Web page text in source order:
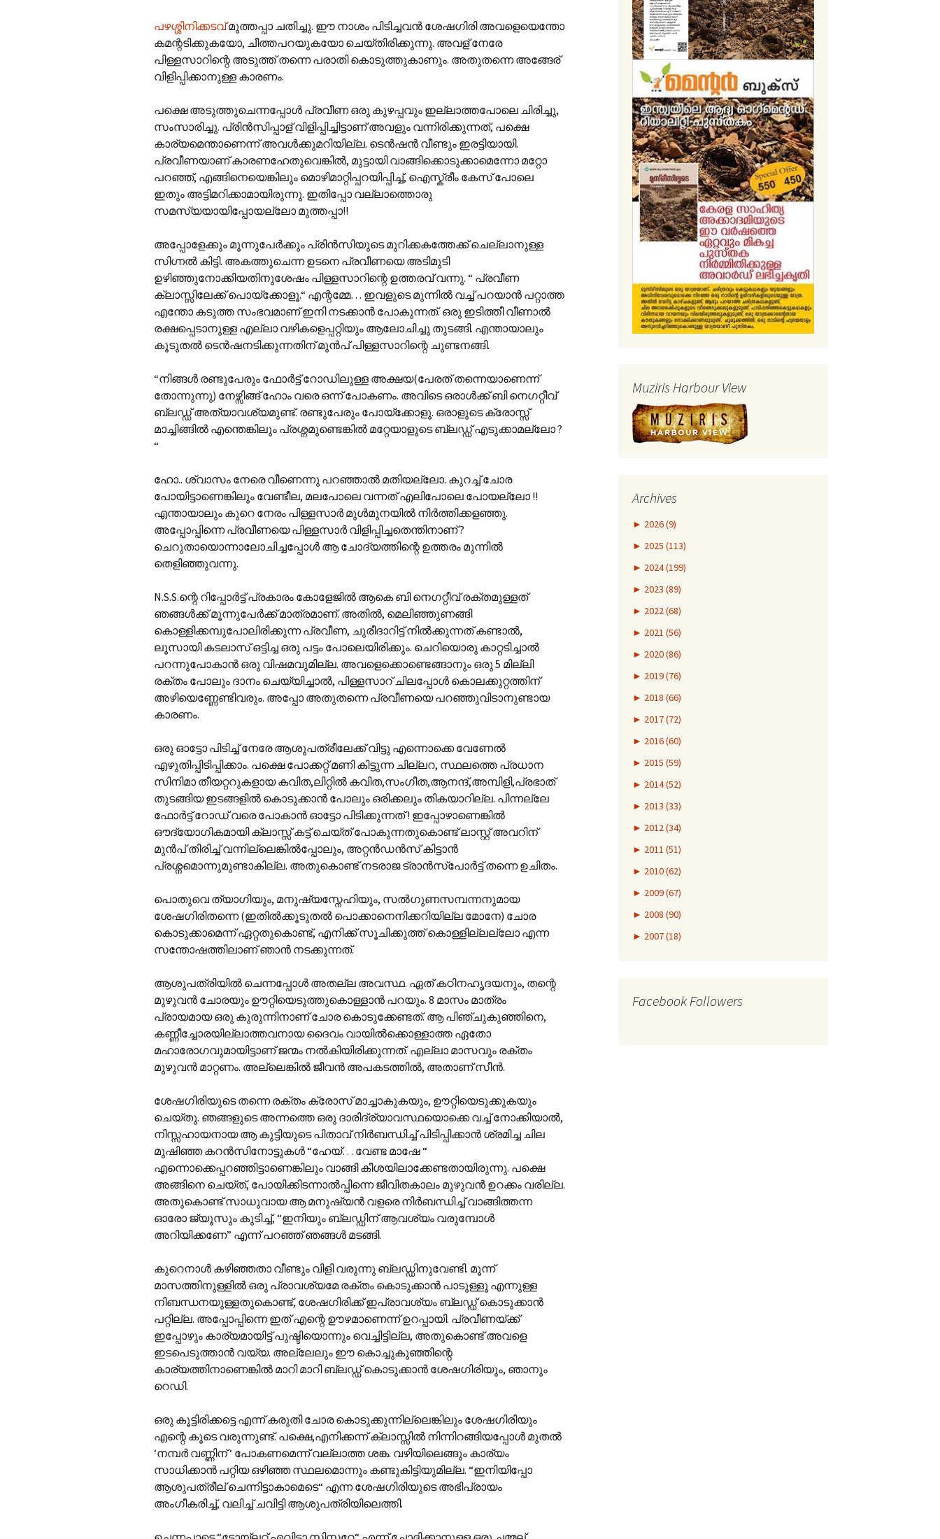
പഴശ്ശിനിക്കടവ്മുത്തപ്പാ ചതിച്ചു. ഈ നാശം പിടിച്ചവന്‍ ശേഷഗിരി അവളെയെന്തോ
കമന്റടിക്കുകയോ, ചീത്തപറയുകയോ ചെയ്തിരിക്കുന്നു. അവള് നേരേ
പിള്ളസാറിന്റെ അടുത്ത് തന്നെ പരാതി കൊടുത്തുകാണും. അതുതന്നെ അങ്ങേര്
വിളിപ്പിക്കാനുള്ള കാരണം.
പക്ഷെ അടുത്തുചെന്നപ്പോള്‍ പ്രവീണ ഒരു കുഴപ്പവും ഇല്ലാത്തപോലെ ചിരിച്ചു,
സംസാരിച്ചു. പ്രിന്‍സിപ്പാള് വിളിപ്പിച്ചിട്ടാണ് അവളും വന്നിരിക്കുന്നത്, പക്ഷെ
കാര്യമെന്താണെന്ന് അവള്‍ക്കുമറിയില്ല. ടെന്‍ഷന്‍ വീണ്ടും ഇരട്ടിയായി.
പ്രവീണയാണ് കാരണഹേതുവെങ്കില്‍, മുട്ടായി വാങ്ങിക്കൊടുക്കാമെന്നോ മറ്റോ
പറഞ്ഞ്, എങ്ങിനെയെങ്കിലും മൊഴിമാറ്റിപ്പറയിപ്പിച്ച്, ഐസ്ക്രീം കേസ് പോലെ
ഇതും അട്ടിമറിക്കാമായിരുന്നു. ഇതിപ്പോ‍ വല്ലാത്തൊരു
സമസ്യയായിപ്പോയല്ലോ മുത്തപ്പാ!!
അപ്പോളേക്കും മൂന്നുപേര്‍ക്കും പ്രിന്‍സിയുടെ മുറിക്കകത്തേക്ക് ചെല്ലാനുള്ള
സിഗ്നല്‍ കിട്ടി. അകത്തുചെന്ന ഉടനെ പ്രവീണയെ അടിമുടി
ഉഴിഞ്ഞുനോക്കിയതിനുശേഷം പിള്ളസാറിന്റെ ഉത്തരവ് വന്നു. “ പ്രവീണ
ക്ലാസ്സിലേക്ക് പൊയ്ക്കോളൂ.“ എന്റമ്മേ… ഇവളുടെ മുന്നില്‍ വച്ച് പറയാന്‍ പറ്റാത്ത
എന്തോ കടുത്ത സംഭവമാണ് ഇനി നടക്കാന്‍ പോകുന്നത്. ഒരു ഇടിത്തീ വീണാല്‍
രക്ഷപ്പെടാനുള്ള എല്ലാ വഴികളെപ്പറ്റിയും ആലോചിച്ചു തുടങ്ങി. എന്തായാലും
കൂടുതല്‍ ടെന്‍ഷനടിക്കുന്നതിന് മുന്‍പ് പിള്ളസാറിന്റെ ചുണ്ടനങ്ങി.
“നിങ്ങള്‍ രണ്ടുപേരും ഫോര്‍ട്ട് റോഡിലുള്ള അക്ഷയ(പേരത് തന്നെയാണെന്ന്
തോന്നുന്നു) നേഴ്സിങ്ങ് ഹോം‍ വരെ ഒന്ന് പോകണം. അവിടെ ഒരാള്‍ക്ക് ബി നെഗറ്റീവ്
ബ്ലഡ്ഡ് അത്യാവശ്യമുണ്ട്. രണ്ടുപേരും പോയ്ക്കോളൂ. ഒരാളുടെ ക്രോസ്സ്
മാച്ചി‌ങ്ങില്‍ എന്തെങ്കിലും പ്രശ്നമുണ്ടെങ്കില്‍ മറ്റേയാളുടെ ബ്ലഡ്ഡ് എടുക്കാമല്ലോ ?
“
ഹോ.. ശ്വാസം നേരെ വീണെന്നു പറഞ്ഞാല്‍ മതിയല്ലോ. കുറച്ച് ചോര
പോയിട്ടാണെങ്കിലും വേണ്ടീല, മലപോലെ വന്നത് എലിപോലെ പോയല്ലോ !!
എന്തായാലും കുറെ നേരം പിള്ളസാര്‍ മുള്‍മുനയില്‍ നിര്‍ത്തിക്കളഞ്ഞു.
അപ്പോപ്പിന്നെ പ്രവീണയെ പിള്ളസാര്‍ വിളിപ്പിച്ചതെന്തിനാണ് ?
ചെറുതായൊന്നാലോചിച്ചപ്പോള്‍ ആ ചോദ്യത്തിന്റെ ഉത്തരം മുന്നില്‍
തെളിഞ്ഞുവന്നു.
N.S.S.ന്റെ റിപ്പോര്‍ട്ട് പ്രകാരം കോളേജില്‍ ആകെ ബി നെഗറ്റീവ് രക്തമുള്ളത്
ഞങ്ങള്‍ക്ക് മൂന്നുപേര്‍ക്ക് മാത്രമാണ്. അതില്‍, മെലിഞ്ഞുണങ്ങി
കൊള്ളിക്കമ്പുപോലിരിക്കുന്ന പ്രവീണ, ചുരീദാറിട്ട് നില്‍ക്കുന്നത് കണ്ടാല്‍,
ലൂസായി കടലാസ് ഒട്ടിച്ച ഒരു പട്ടം പോലെയിരിക്കും. ചെറിയൊരു കാറ്റടിച്ചാല്‍
പറന്നുപോകാന്‍ ഒരു വിഷമവുമില്ല. അവളെക്കൊണ്ടെങ്ങാനും ഒരു 5 മില്ലി
രക്തം പോലും ദാനം ചെയ്യിച്ചാല്‍‍, പിള്ളസാറ് ചിലപ്പോള്‍ കൊലക്കുറ്റത്തിന്
അഴിയെണ്ണേണ്ടിവരും. അപ്പോ അതുതന്നെ പ്രവീണയെ പറഞ്ഞുവിടാനുണ്ടായ
കാരണം.
ഒരു ഓട്ടോ പിടിച്ച് നേരേ ആശുപത്രീലേക്ക് വിട്ടു എന്നൊക്കെ വേണേല്‍
എഴുതിപ്പിടിപ്പിക്കാം. പക്ഷെ പോക്കറ്റ് മണി കിട്ടുന്ന ചില്ലറ, സ്ഥലത്തെ പ്രധാന
സിനിമാ തീയറ്ററുകളായ കവിത,ലിറ്റില്‍ കവിത,സംഗീത,ആനന്ദ്,അമ്പിളി,പ്രഭാത്
തുടങ്ങിയ ഇടങ്ങളില്‍‍ കൊടുക്കാന്‍ പോലും ഒരിക്കലും തികയാറില്ല. പിന്നല്ലേ
ഫോര്‍ട്ട് റോഡ് വരെ പോകാന്‍ ഓട്ടോ പിടിക്കുന്നത് ! ഇപ്പോഴാണെങ്കില്‍
ഔദ്യോഗികമായി ക്ലാസ്സ് കട്ട് ചെയ്ത് പോകുന്നതുകൊണ്ട് ലാസ്റ്റ് അവറിന്
മുന്‍പ് തിരിച്ച് വന്നില്ലെങ്കില്‍പ്പോലും, അറ്റന്‍‌ഡന്‍സ് കിട്ടാന്‍
പ്രശ്നമൊന്നുമുണ്ടാകില്ല. അതുകൊണ്ട് നടരാജ ട്രാന്‍സ്‌പോര്‍ട്ട് തന്നെ ഉചിതം.
പൊതുവെ ത്യാഗിയും, മനുഷ്യസ്നേഹിയും, സല്‍ഗുണസമ്പന്നനുമായ
ശേഷഗിരിതന്നെ (ഇതില്‍ക്കൂടുതല്‍ പൊക്കാനെനിക്കറിയില്ല മോനേ) ചോര
കൊടുക്കാമെന്ന് ഏറ്റതുകൊണ്ട്, എനിക്ക് സൂചിക്കുത്ത് കൊള്ളില്ലല്ലോ എന്ന
സന്തോഷത്തിലാണ് ഞാന്‍ നടക്കുന്നത്.
ആശുപത്രിയില്‍ ചെന്നപ്പോള്‍ അതല്ല അവസ്ഥ. ഏത് കഠിനഹൃദയനും, തന്റെ
മുഴുവന്‍ ചോരയും ഊറ്റിയെടുത്തുകൊള്ളാന്‍ പറയും. 8 മാസം മാത്രം
പ്രായമായ ഒരു കുരുന്നിനാണ് ചോര കൊടുക്കേണ്ടത്. ആ പിഞ്ചുകുഞ്ഞിനെ,
കണ്ണീച്ചോരയില്ലാത്തവനായ ദൈവം വായില്‍ക്കൊള്ളാത്ത ഏതോ
മഹാരോഗവുമായിട്ടാണ് ജന്മം നല്‍കിയിരിക്കുന്നത്. എല്ലാ മാസവും രക്തം
മുഴുവന്‍ മാറ്റണം. അല്ലെങ്കില്‍ ജീവന്‍ അപകടത്തില്‍, അതാണ് സീന്‍.
ശേഷഗിരിയുടെ തന്നെ രക്തം ക്രോസ് മാച്ചാകുകയും, ഊറ്റിയെടുക്കുകയും
ചെയ്തു. ഞങ്ങളുടെ അന്നത്തെ ഒരു ദാരിദ്ര്യാവസ്ഥയൊക്കെ വച്ച് നോക്കിയാല്‍,
നിസ്സഹായനായ ആ കുട്ടിയുടെ പിതാവ് നിര്‍ബന്ധിച്ച് പിടിപ്പിക്കാന്‍ ശ്രമിച്ച ചില
മുഷിഞ്ഞ കറന്‍സിനോട്ടുകള്‍ “ഹേയ്… വേണ്ട മാഷേ “
എന്നൊക്കെപ്പറഞ്ഞിട്ടാണെങ്കിലും വാങ്ങി കീശയിലാക്കേണ്ടതായിരുന്നു. പക്ഷെ
അങ്ങിനെ ചെയ്ത്, പോയിക്കിടന്നാല്‍പ്പിന്നെ ജീവിതകാലം മുഴുവന്‍ ഉറക്കം വരില്ല.
അതുകൊണ്ട് സാധുവായ ആ മനുഷ്യന്‍ വളരെ നിര്‍ബന്ധിച്ച് വാങ്ങിത്തന്ന
ഓരോ ജ്യൂസും കുടിച്ച്, “ഇനിയും ബ്ലഡ്ഡിന് ആവശ്യം വരുമ്പോള്‍
അറിയിക്കണേ” എന്ന് പറഞ്ഞ് ഞങ്ങള്‍ മടങ്ങി.
കുറെനാള്‍ കഴിഞ്ഞതാ വീണ്ടും വിളി വരുന്നു ബ്ലഡ്ഡിനുവേണ്ടി. മൂന്ന്
മാസത്തിനുള്ളില്‍ ഒരു പ്രാവശ്യമേ രക്തം കൊടുക്കാന്‍ പാടുള്ളൂ എന്നുള്ള
നിബന്ധനയുള്ളതുകൊണ്ട്, ശേഷഗിരിക്ക് ഇപ്രാവശ്യം ബ്ലഡ്ഡ് കൊടുക്കാന്‍
പറ്റില്ല. അപ്പോപ്പിന്നെ ഇത് എന്റെ ഊഴമാണെന്ന് ഉറപ്പായി. പ്രവീണയ്ക്ക്
ഇപ്പോഴും കാര്യമായിട്ട് പുഷ്ടിയൊന്നും വെച്ചിട്ടില്ല, അതുകൊണ്ട് അവളെ
ഇടപെടുത്താന്‍ വയ്യ. അല്ലേലും ഈ കൊച്ചുകുഞ്ഞിന്റെ
കാര്യത്തിനാണെങ്കില്‍ മാറി മാറി ബ്ലഡ്ഡ് കൊടുക്കാന്‍ ശേഷഗിരിയും, ഞാനും
റെഡി.
ഒരു കൂട്ടിരിക്കട്ടെ എന്ന് കരുതി ചോര കൊടുക്കുന്നില്ലെങ്കിലും ശേഷഗിരിയും
എന്റെ കൂടെ വരുന്നുണ്ട്. പക്ഷെ,എനിക്കന്ന് ക്ലാസ്സില്‍ നിന്നിറങ്ങിയപ്പോള്‍ മുതല്‍
‘നമ്പര്‍ വണ്ണിന് ‘ പോകണമെന്ന് വല്ലാത്ത ശങ്ക. വഴിയിലെങ്ങും കാര്യം
സാധിക്കാന്‍ പറ്റിയ ഒഴിഞ്ഞ സ്ഥലമൊന്നും കണ്ടുകിട്ടിയുമില്ല. “ഇനിയിപ്പോ
ആശുപത്രീല് ചെന്നിട്ടാകാമെടെ“ എന്ന ശേഷഗിരിയുടെ അഭിപ്രായം
അംഗീകരിച്ച്, വലിച്ച് ചവിട്ടി ആശുപത്രിയിലെത്തി.
Muziris Harbour View
Archives
► 2026 (9)
► 2025 (113)
► 2024 (199)
► 2023 (89)
► 2022 (68)
► 2021 (56)
► 2020 (86)
► 2019 (76)
► 2018 (66)
► 2017 (72)
► 2016 (60)
► 2015 (59)
► 2014 (52)
► 2013 (33)
► 2012 (34)
► 2011 (51)
► 2010 (62)
► 2009 (67)
► 2008 (90)
► 2007 (18)
Facebook Followers